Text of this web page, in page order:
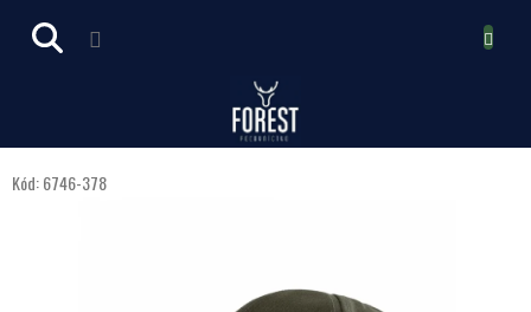
KOŠÍK
Kód:6746-378